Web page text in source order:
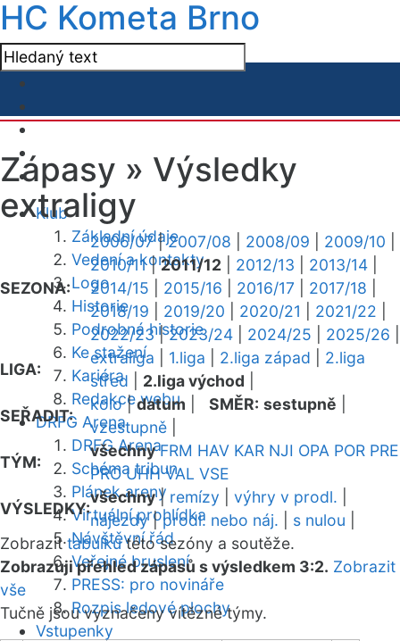
HC Kometa Brno
Klub
Základní údaje
Vedení a kontakty
Logo
Historie
Podrobná historie
Ke stažení
Kariéra
Redakce webu
DRFG Arena
DRFG Arena
Schéma tribun
Plánek areny
Virtuální prohlídka
Návštěvní řád
Veřejné bruslení
PRESS: pro novináře
Rozpis ledové plochy
Vstupenky
Zápasy » Výsledky
extraligy
SEZONA:
2006/07|2007/08 2008/09 2009/10
2010/11|2011/12 2012/13 2013/14
2014/15
2015/16 2016/17 2017/18
2018/19
2019/20 2020/21 2021/22
2022/23|2023/24 2024/25 2025/26
LIGA:
extraliga 1.liga 2.liga západ
2.liga
střed
2.liga východ
SEŘADIT:
kolo|datum SMĚR: sestupně
vzestupně
TÝM:
všechny FRM HAV KAR NJI OPA POR PRE
PRO UHH VAL VSE
VÝSLEDKY:
všechny| remízy výhry v prodl.
nájezdy|prodl. nebo náj. s nulou
Zobrazittabulkutéto sezóny a soutěže.
Zobrazuji přehled zápasů s výsledkem 3:2. Zobrazit
vše
Tučně jsou vyznačeny vítězné týmy.